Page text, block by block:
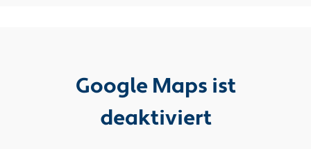
Google Maps ist
deaktiviert